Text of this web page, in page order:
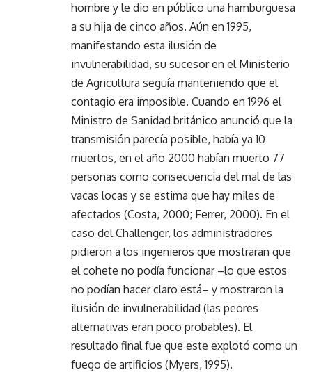
hombre y le dio en público una hamburguesa
a su hija de cinco años. Aún en 1995,
manifestando esta ilusión de
invulnerabilidad, su sucesor en el Ministerio
de Agricultura seguía manteniendo que el
contagio era imposible. Cuando en 1996 el
Ministro de Sanidad británico anunció que la
transmisión parecía posible, había ya 10
muertos, en el año 2000 habían muerto 77
personas como consecuencia del mal de las
vacas locas y se estima que hay miles de
afectados (Costa, 2000; Ferrer, 2000). En el
caso del Challenger, los administradores
pidieron a los ingenieros que mostraran que
el cohete no podía funcionar –lo que estos
no podían hacer claro está– y mostraron la
ilusión de invulnerabilidad (las peores
alternativas eran poco probables). El
resultado final fue que este explotó como un
fuego de artificios (Myers, 1995).